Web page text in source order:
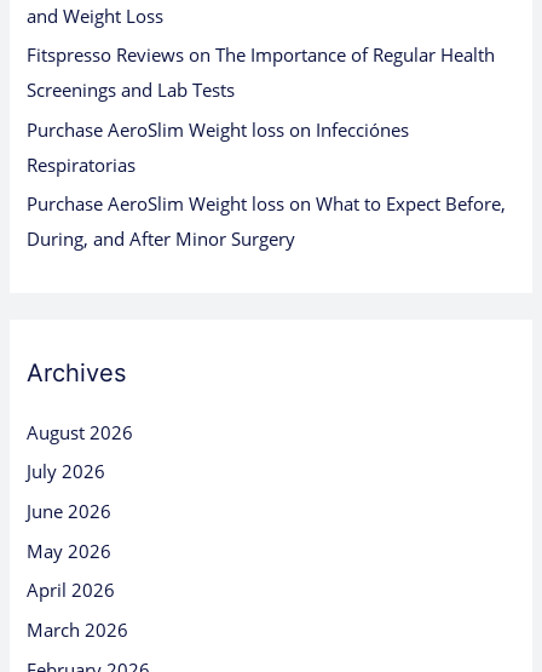
and Weight Loss
Fitspresso Reviews onThe Importance of Regular Health
Screenings and Lab Tests
Purchase AeroSlim Weight loss on Infecciónes
Respiratorias
Purchase AeroSlim Weight loss onWhat to Expect Before,
During, and After Minor Surgery
Archives
August 2026
July 2026
June 2026
May 2026
April 2026
March 2026